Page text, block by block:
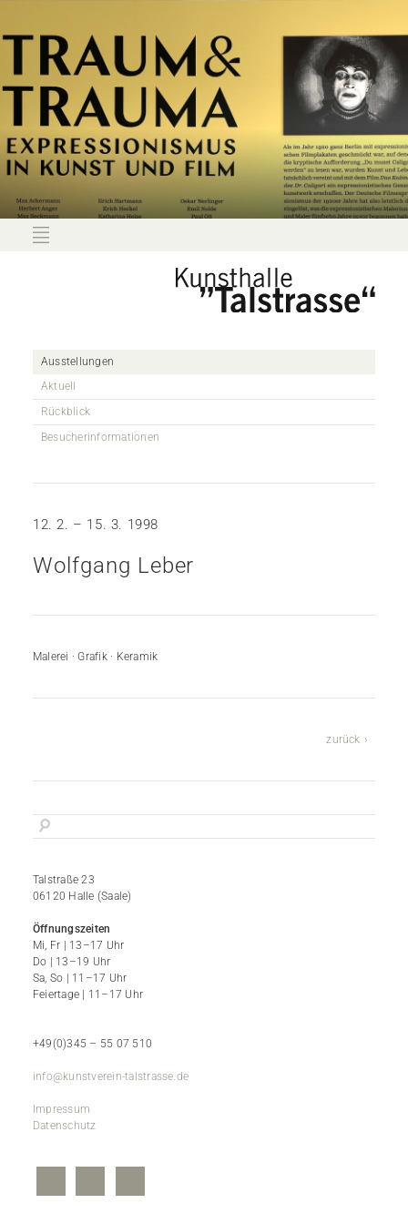
Ausstellungen
Aktuell
Rückblick
Besucherinformationen
12. 2. – 15. 3. 1998
Wolfgang Leber
Malerei · Grafik · Keramik
zurück
Talstraße 23
06120 Halle (Saale)
Öffnungszeiten
Mi, Fr | 13–17 Uhr
Do | 13–19 Uhr
Sa, So | 11–17 Uhr
Feiertage | 11–17 Uhr
+49(0)345 – 55 07 510
info@kunstverein-talstrasse.de
Impressum
Datenschutz